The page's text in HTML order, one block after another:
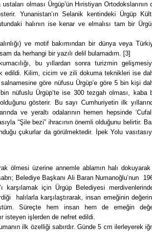
olması Ürgüp’ün Hıristiyan Ortodokslarının
Yunanistan’ın Selanik kentindeki Ürgüp
halının ise kenar ve elmalısı tam bir
ve motif bakımından bir dünya veya
da herhangi bir yazılı delil bulamadım. [3]
bu yıllardan sonra turizmin
edildi. Kilim, cicim ve zili dokuma teknikleri ise
göre nüfusu Ürgüp’e göre 5 bin kişi
nüfuslu Ürgüp’te ise 300 tezgah olması, kaba
gösterir. Bu sayı Cumhuriyetin ilk
ve yeraltı odalarının hemen hepsinde
“Şile bezi” ihracının önemli olduğunu belirtir.
çukurlar da görülmektedir. İpek Yolu
ölmesi üzerine annemle ablamın halı
Belediye Başkanı Ali Baran Numanoğlu’nun
karşılamak için Ürgüp Belediyesi
halılarla karşılaştırarak, insan emeğinin
Süreçte hem insan hem de emeğin
isteyen işlerden de nefret edildi.
ilk özelliği sabırdır. Günde 5 cm ilerleyerek